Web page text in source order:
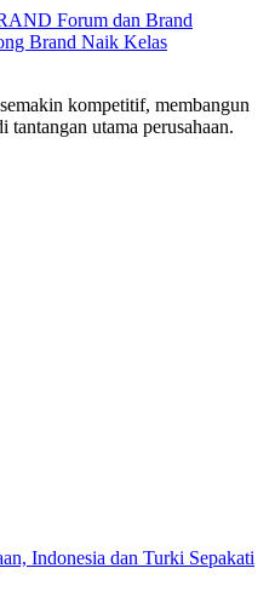
Forum dan Brand
Brand Naik Kelas
kompetitif, membangun
utama perusahaan.
Indonesia dan Turki Sepakati